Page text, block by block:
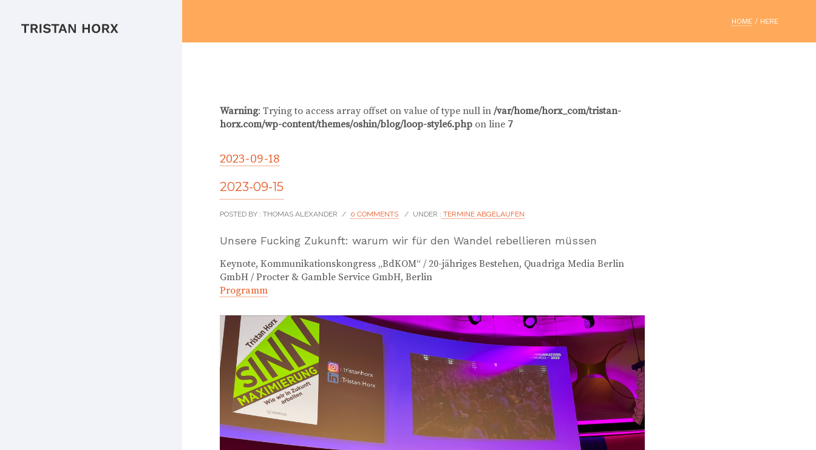
HOME / HERE
Warning: Trying to access array offset on value of type null in /var/home/horx_com/tristan-
horx.com/wp-content/themes/oshin/blog/loop-style6.php on line 7
2023-09-18
2023-09-15
POSTED BY : THOMAS ALEXANDER / 0 COMMENTS / UNDER : TERMINE ABGELAUFEN
Unsere Fucking Zukunft: warum wir für den Wandel rebellieren müssen
Keynote, Kommunikationskongress „BdKOM“ / 20-jähriges Bestehen, Quadriga Media Berlin
GmbH / Procter & Gamble Service GmbH, Berlin
Programm